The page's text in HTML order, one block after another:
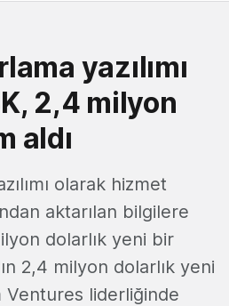
yazılımı
2,4 milyon
aldı
olarak hizmet
aktarılan bilgilere
dolarlık yeni bir
2,4 milyon dolarlık yeni
Ventures liderliğinde